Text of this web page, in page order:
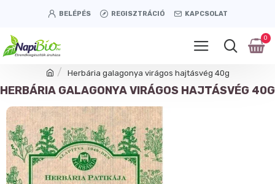
BELÉPÉS REGISZTRÁCIÓ KAPCSOLAT
0
Herbária galagonya virágos hajtásvég 40g
HERBÁRIA GALAGONYA VIRÁGOS HAJTÁSVÉG 40G